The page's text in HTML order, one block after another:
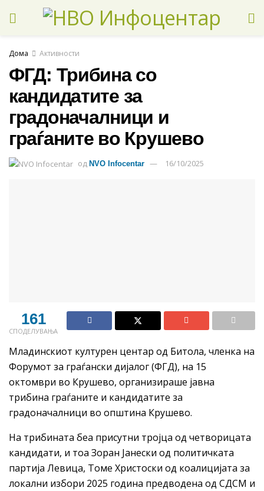
Дома Активности
ФГД: Трибина со
кандидатите за
градоначалници и
граѓаните во Крушево
од NVO Infocentar 16/10/2025
161
СПОДЕЛУВАЊА
Младинскиот културен центар од Битола, членка на
Форумот за граѓански дијалог (ФГД), на 15
октомври во Крушево, организираше јавна
трибина граѓаните и кандидатите за
градоначалници во општина Крушево.
На трибината беа присутни тројца од четворицата
кандидати, и тоа Зоран Јанески од политичката
партија Левица, Томе Христоски од коалицијата за
локални избори 2025 година предводена од СДСМ и